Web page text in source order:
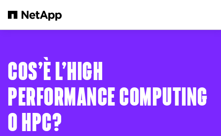
COS’È L’HIGH
PERFORMANCE COMPUTING
O HPC?